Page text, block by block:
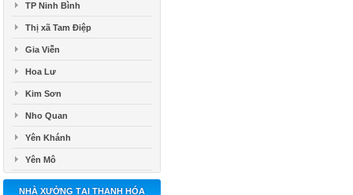
TP Ninh Bình
Thị xã Tam Điệp
Gia Viễn
Hoa Lư
Kim Sơn
Nho Quan
Yên Khánh
Yên Mô
NHÀ XƯỞNG TẠI THANH HÓA